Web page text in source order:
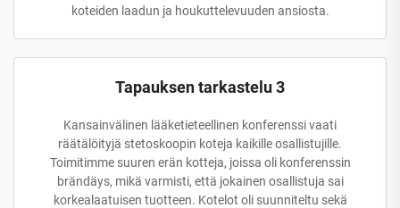
koteiden laadun ja houkuttelevuuden ansiosta.
Tapauksen tarkastelu 3
Kansainvälinen lääketieteellinen konferenssi vaati
räätälöityjä stetoskoopin koteja kaikille osallistujille.
Toimitimme suuren erän kotteja, joissa oli konferenssin
brändäys, mikä varmisti, että jokainen osallistuja sai
korkealaatuisen tuotteen. Kotelot oli suunniteltu sekä